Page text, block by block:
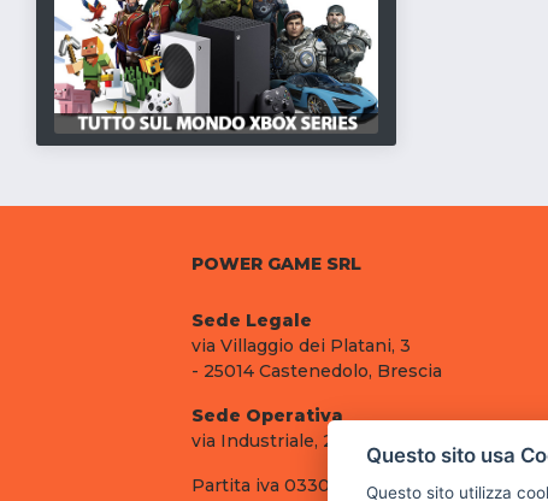
POWER GAME SRL
Sede Legale
via Villaggio dei Platani, 3
- 25014 Castenedolo, Brescia
Sede Operativa
via Industriale, 2 - 25082 Botticino, BS
Partita iva 03308130982
Questo sito usa
Questo sito utilizza